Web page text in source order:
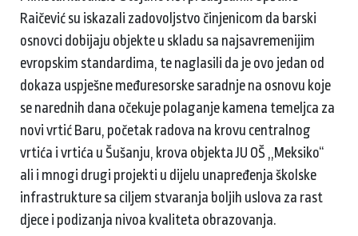
Raičević su iskazali zadovoljstvo činjenicom da barski
osnovci dobijaju objekte u skladu sa najsavremenijim
evropskim standardima, te naglasili da je ovo jedan od
dokaza uspješne međuresorske saradnje na osnovu koje
se narednih dana očekuje polaganje kamena temeljca za
novi vrtić Baru, početak radova na krovu centralnog
vrtića i vrtića u Šušanju, krova objekta JU OŠ ,,Meksiko“
ali i mnogi drugi projekti u dijelu unapređenja školske
infrastrukture sa ciljem stvaranja boljih uslova za rast
djece i podizanja nivoa kvaliteta obrazovanja.